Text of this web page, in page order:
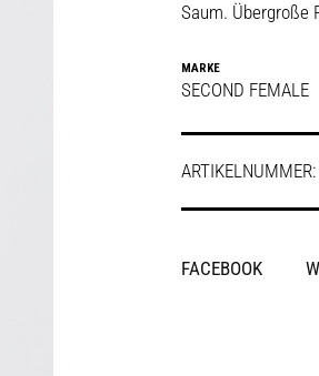
Saum. Übergroße
MARKE
SECOND FEMALE
ARTIKELNUMMER:
SHARE
FACEBOOK